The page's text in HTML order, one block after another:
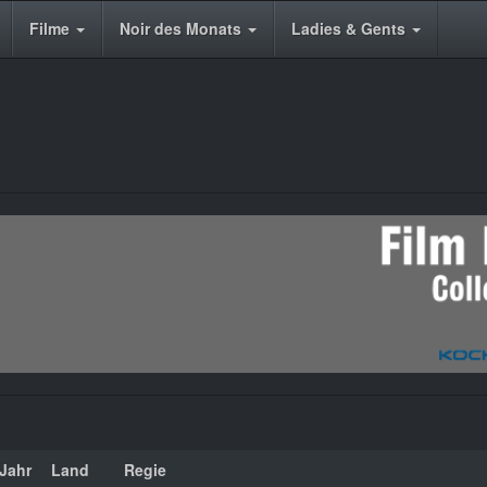
Filme Noir des Monats Ladies & Gents
Jahr Land Regie